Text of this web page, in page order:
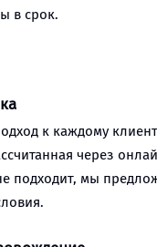
в срок.
к каждому
через
подходит, мы